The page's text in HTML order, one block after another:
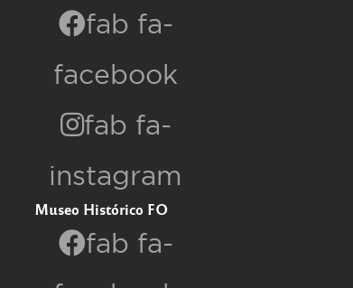
fab fa-
facebook
fab fa-
instagram
Museo Histórico FO
fab fa-